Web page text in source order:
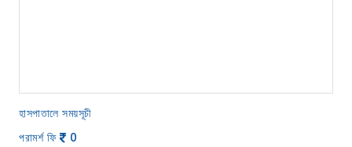
হাসপাতালে সময়সূচী
পরামর্শ ফি
0